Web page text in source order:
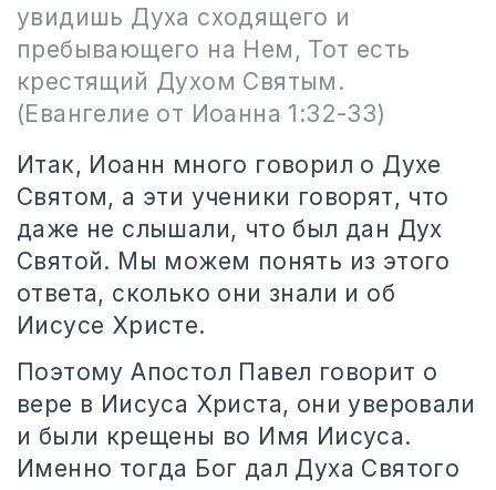
увидишь Духа сходящего и
пребывающего на Нем, Тот есть
крестящий Духом Святым.
(Евангелие от Иоанна 1:32-33)
Итак, Иоанн много говорил о Духе
Святом, а эти ученики говорят, что
даже не слышали, что был дан Дух
Святой. Мы можем понять из этого
ответа, сколько они знали и об
Иисусе Христе.
Поэтому Апостол Павел говорит о
вере в Иисуса Христа, они уверовали
и были крещены во Имя Иисуса.
Именно тогда Бог дал Духа Святого